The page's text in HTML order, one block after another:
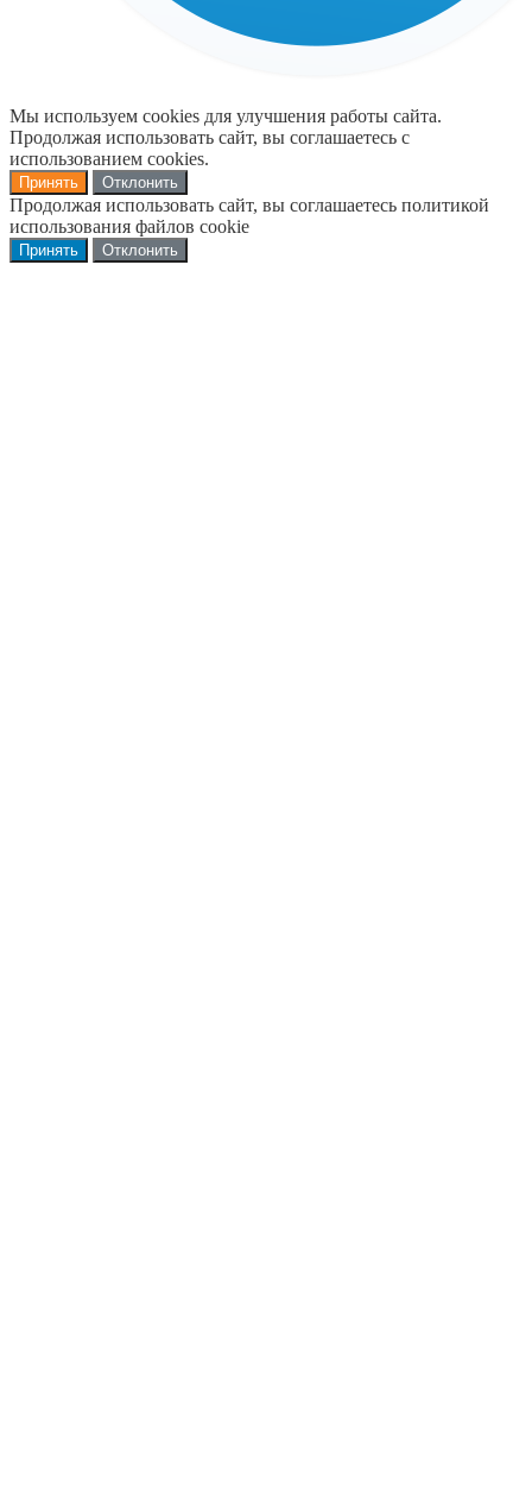
Мы используем cookies для улучшения работы сайта.
Продолжая использовать сайт, вы соглашаетесь с
использованием cookies.
Принять Отклонить
Продолжая использовать сайт, вы соглашаетесь политикой
использования файлов cookie
Принять Отклонить